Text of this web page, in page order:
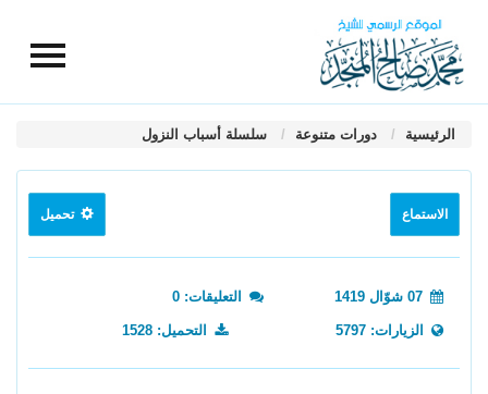
الرئيسية دورات متنوعة سلسلة أسباب النزول
الاستماع تحميل
التعليقات: 0
الزيارات: 5797 التحميل: 1528